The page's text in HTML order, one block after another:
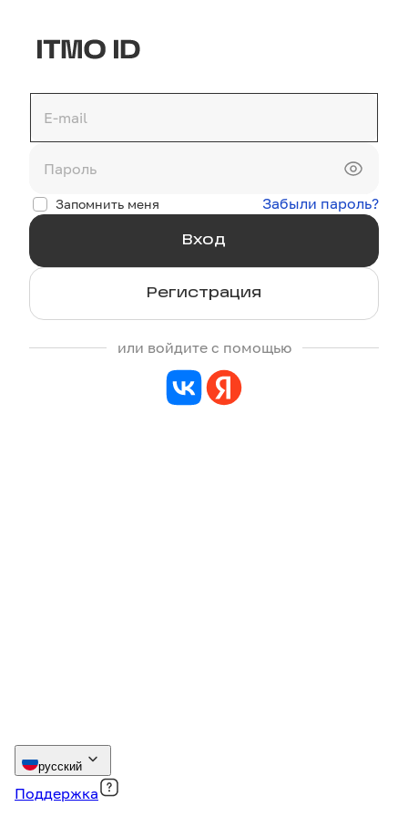
Запомнить меня Забыли пароль?
Регистрация
или войдите с помощью
русский
Поддержка